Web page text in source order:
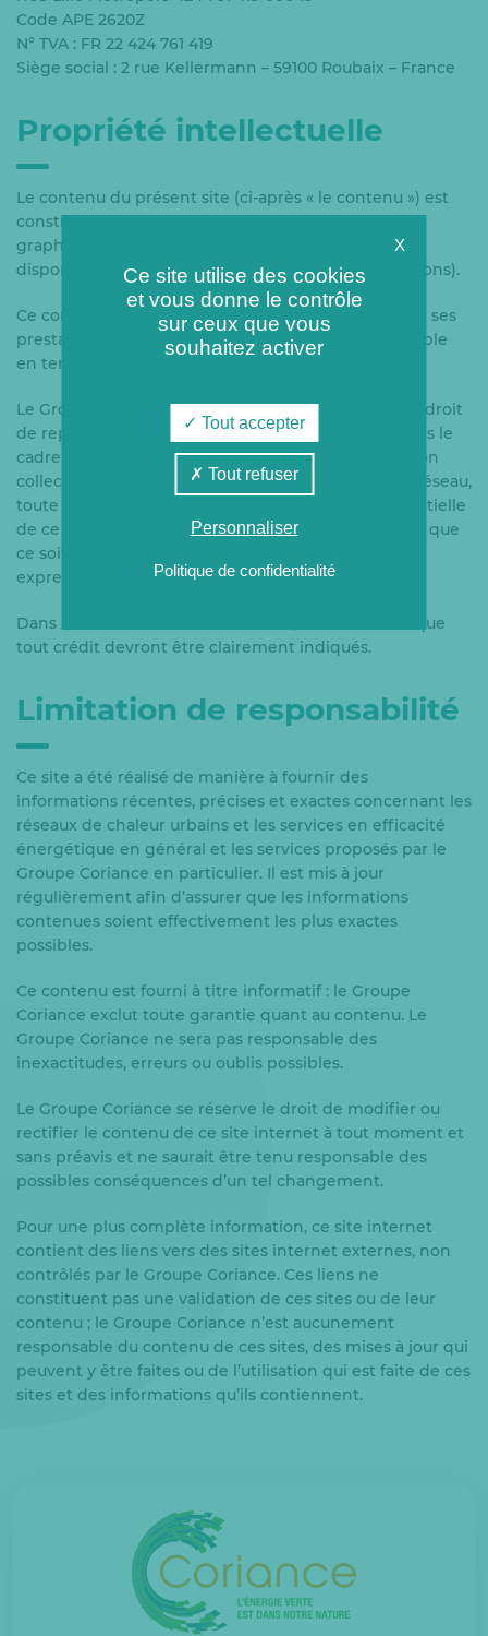
Code APE 2620Z
N° TVA : FR 22 424 761 419
Siège social : 2 rue Kellermann – 59100 Roubaix – France
Propriété intellectuelle
Le contenu du présent site (ci-après « le contenu ») est
constitué notamment de l’architecture, de la charte
graphique ainsi que de l’ensemble des éléments
disponibles sur chacune des pages (textes, illustrations).
Ce contenu est propriété du Groupe Coriance ou de ses
prestataires et est protégé par la législation applicable
en termes de propriété intellectuelle.
Le Groupe Coriance consent à l’utilisateur du site le droit
de reproduire tout ou partie du contenu du site dans le
cadre d’un usage strictement personnel, privé et non
collectif. Toute reproduction, exploitation, mise en réseau,
toute rediffusion ou commercialisation totale ou partielle
de ce contenu, sous quelque forme et à quelque fin que
ce soit, est strictement interdite, sauf autorisation
expresse préalable et écrite du Groupe Coriance.
Dans le cadre de cette autorisation, la source ainsi que
tout crédit devront être clairement indiqués.
Limitation de responsabilité
Ce site a été réalisé de manière à fournir des
informations récentes, précises et exactes concernant les
réseaux de chaleur urbains et les services en efficacité
énergétique en général et les services proposés par le
Groupe Coriance en particulier. Il est mis à jour
régulièrement afin d’assurer que les informations
contenues soient effectivement les plus exactes
possibles.
Ce contenu est fourni à titre informatif : le Groupe
Coriance exclut toute garantie quant au contenu. Le
Groupe Coriance ne sera pas responsable des
inexactitudes, erreurs ou oublis possibles.
Le Groupe Coriance se réserve le droit de modifier ou
rectifier le contenu de ce site internet à tout moment et
sans préavis et ne saurait être tenu responsable des
possibles conséquences d’un tel changement.
Pour une plus complète information, ce site internet
contient des liens vers des sites internet externes, non
contrôlés par le Groupe Coriance. Ces liens ne
constituent pas une validation de ces sites ou de leur
contenu ; le Groupe Coriance n’est aucunement
responsable du contenu de ces sites, des mises à jour qui
peuvent y être faites ou de l’utilisation qui est faite de ces
sites et des informations qu’ils contiennent.
X
Ce site utilise des cookies
et vous donne le contrôle
sur ceux que vous
souhaitez activer
Tout accepter
Tout refuser
Personnaliser
Politique de confidentialité